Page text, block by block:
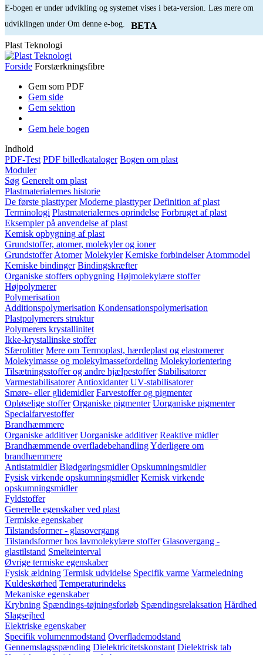
E-bogen er under udvikling og systemet vises i beta-version. Læs mere om
udviklingen under Om denne e-bog.
BETA
Plast Teknologi
Forside Forstærkningsfibre
Gem som PDF
Gem side
Gem sektion
Gem hele bogen
Indhold
PDF-Test PDF billedkataloger Bogen om plast
Moduler
Søg Generelt om plast
Plastmaterialernes historie
De første plasttyper Moderne plasttyper Definition af plast
Terminologi Plastmaterialernes oprindelse Forbruget af plast
Eksempler på anvendelse af plast
Kemisk opbygning af plast
Grundstoffer, atomer, molekyler og ioner
Grundstoffer Atomer Molekyler Kemiske forbindelser Atommodel
Kemiske bindinger Bindingskræfter
Organiske stoffers opbygning Højmolekylære stoffer
Højpolymerer
Polymerisation
Additionspolymerisation Kondensationspolymerisation
Plastpolymerers struktur
Polymerers krystallinitet
Ikke-krystallinske stoffer
Sfærolitter Mere om Termoplast, hærdeplast og elastomerer
Molekylmasse og molekylmassefordeling Molekylorientering
Tilsætningsstoffer og andre hjælpestoffer Stabilisatorer
Varmestabilisatorer Antioxidanter UV-stabilisatorer
Smøre- eller glidemidler Farvestoffer og pigmenter
Opløselige stoffer Organiske pigmenter Uorganiske pigmenter
Specialfarvestoffer
Brandhæmmere
Organiske additiver Uorganiske additiver Reaktive midler
Brandhæmmende overfladebehandlingYderligere om
brandhæmmere
Antistatmidler Blødgøringsmidler Opskumningsmidler
Fysisk virkende opskumningsmidler Kemisk virkende
opskumningsmidler
Fyldstoffer
Generelle egenskaber ved plast
Termiske egenskaber
Tilstandsformer - glasovergang
Tilstandsformer hos lavmolekylære stoffer Glasovergang -
glastilstand Smelteinterval
Øvrige termiske egenskaber
Fysisk ældning Termisk udvidelse Specifik varme Varmeledning
Kuldeskørhed Temperaturindeks
Mekaniske egenskaber
Krybning Spændings-tøjningsforløb Spændingsrelaksation Hårdhed
Slagsejhed
Elektriske egenskaber
Specifik volumenmodstand Overflademodstand
Gennemslagsspænding Dielektricitetskonstant Dielektrisk tab